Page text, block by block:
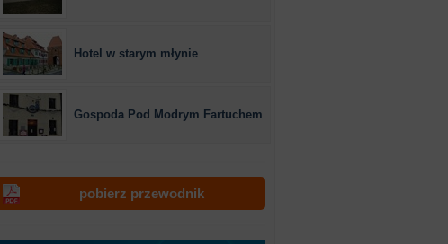
Hotel w starym młynie
Gospoda Pod Modrym Fartuchem